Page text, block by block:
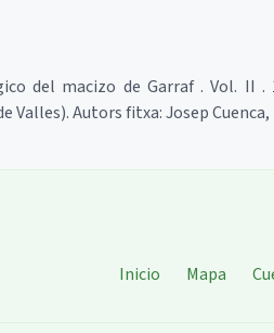
del macizo de Garraf . Vol.
Autors fitxa: Josep
Inicio Mapa